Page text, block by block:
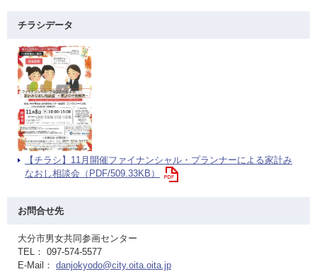
チラシデータ
【チラシ】11月開催ファイナンシャル・プランナーによる家計み
なおし相談会（PDF/509.33KB）
お問合せ先
大分市男女共同参画センター
TEL： 097-574-5577
E-Mail： danjokyodo@city.oita.oita.jp